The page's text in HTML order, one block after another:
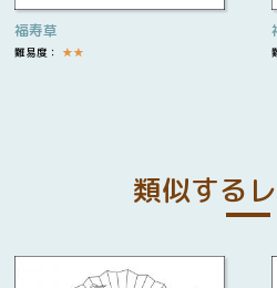
福寿草
難易度： ★★
類似する